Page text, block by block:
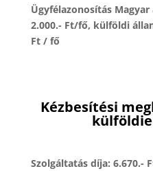
Ügyfélazonosítás
2.000.- Ft/fő, külföldi
Ft / fő
Kézbesítési
Szolgáltatás díja: 6.670.-